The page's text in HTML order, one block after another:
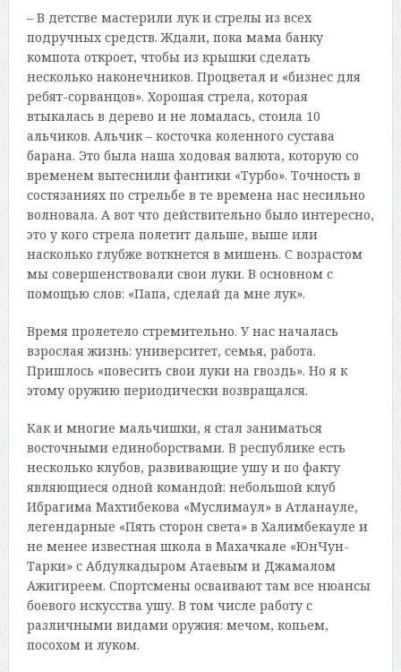
– В детстве мастерили лук и стрелы из всех
подручных средств. Ждали, пока мама банку
компота откроет, чтобы из крышки сделать
несколько наконечников. Процветал и «бизнес для
ребят-сорванцов». Хорошая стрела, которая
втыкалась в дерево и не ломалась, стоила 10
альчиков. Альчик – косточка коленного сустава
барана. Это была наша ходовая валюта, которую со
временем вытеснили фантики «Турбо». Точность в
состязаниях по стрельбе в те времена нас несильно
волновала. А вот что действительно было интересно,
это у кого стрела полетит дальше, выше или
насколько глубже воткнется в мишень. С возрастом
мы совершенствовали свои луки. В основном с
помощью слов: «Папа, сделай да мне лук».
Время пролетело стремительно. У нас началась
взрослая жизнь: университет, семья, работа.
Пришлось «повесить свои луки на гвоздь». Но я к
этому оружию периодически возвращался.
Как и многие мальчишки, я стал заниматься
восточными единоборствами. В республике есть
несколько клубов, развивающие ушу и по факту
являющиеся одной командой: небольшой клуб
Ибрагима Махтибекова «Муслимаул» в Атланауле,
легендарные «Пять сторон света» в Халимбекауле и
не менее известная школа в Махачкале «ЮнЧун-
Тарки» с Абдулкадыром Атаевым и Джамалом
Ажигиреем. Спортсмены осваивают там все нюансы
боевого искусства ушу. В том числе работу с
различными видами оружия: мечом, копьем,
посохом и луком.